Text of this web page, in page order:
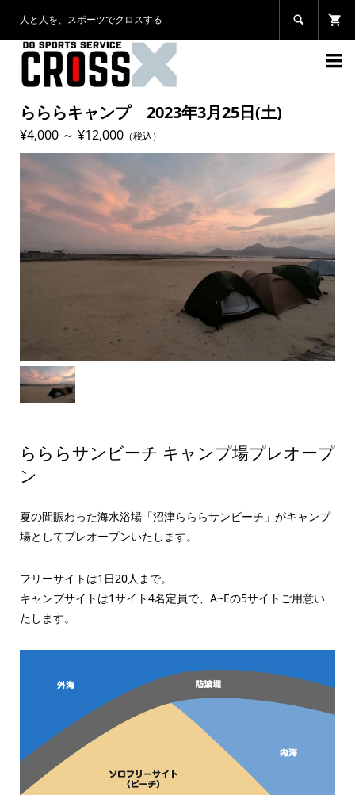
人と人を、スポーツでクロスする 

らららキャンプ 2023年3月25日(土)
¥4,000 ～ ¥12,000（税込）
らららサンビーチ キャンプ場プレオープ
ン
夏の間賑わった海水浴場「沼津らららサンビーチ」がキャンプ
場としてプレオープンいたします。
フリーサイトは1日20人まで。
キャンプサイトは1サイト4名定員で、A~Eの5サイトご用意い
たします。